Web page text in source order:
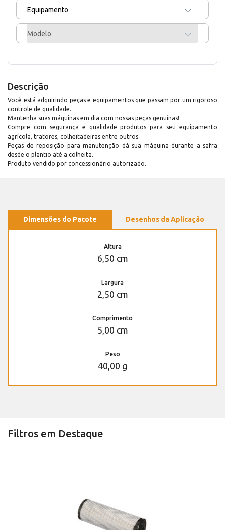
Equipamento
Modelo
Descrição
Você está adquirindo peças e equipamentos que passam por um rigoroso
controle de qualidade.
Mantenha suas máquinas em dia com nossas peças genuínas!
Compre com segurança e qualidade produtos para seu equipamento
agrícola, tratores, colheitadeiras entre outros.
Peças de reposição para manutenção dá sua máquina durante a safra
desde o plantio até a colheita.
Produto vendido por concessionário autorizado.
Dimensões do Pacote Desenhos da Aplicação
Altura
6,50 cm
Largura
2,50 cm
Comprimento
5,00 cm
Peso
40,00 g
Filtros em Destaque